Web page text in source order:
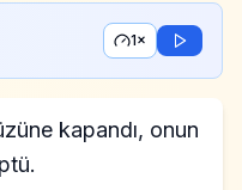
1×
kapandı, onun